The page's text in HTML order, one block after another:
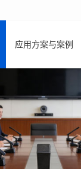
应用方案与案例